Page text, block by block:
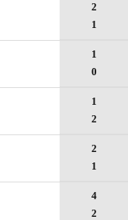
2
1
1
0
1
2
2
1
4
2